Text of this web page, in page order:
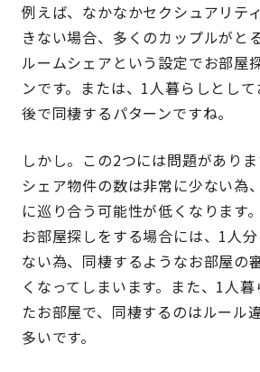
例えば、なかなかセクシュアリテ
きない場合、多くのカップルがと
ルームシェアという設定でお部屋
ンです。または、1人暮らしとして
後で同棲するパターンですね。
しかし。この2つには問題があり
シェア物件の数は非常に少ない為
に巡り合う可能性が低くなります
お部屋探しをする場合には、1人
ない為、同棲するようなお部屋の
くなってしまいます。また、1人
たお部屋で、同棲するのはルール
多いです。